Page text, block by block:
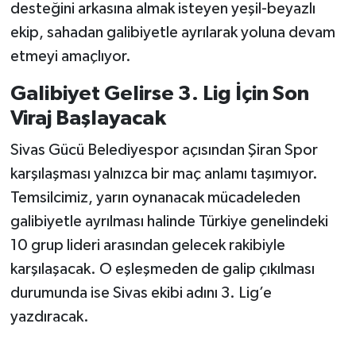
desteğini arkasına almak isteyen yeşil-beyazlı
ekip, sahadan galibiyetle ayrılarak yoluna devam
etmeyi amaçlıyor.
Galibiyet Gelirse 3. Lig İçin Son
Viraj Başlayacak
Sivas Gücü Belediyespor açısından Şiran Spor
karşılaşması yalnızca bir maç anlamı taşımıyor.
Temsilcimiz, yarın oynanacak mücadeleden
galibiyetle ayrılması halinde Türkiye genelindeki
10 grup lideri arasından gelecek rakibiyle
karşılaşacak. O eşleşmeden de galip çıkılması
durumunda ise Sivas ekibi adını 3. Lig’e
yazdıracak.